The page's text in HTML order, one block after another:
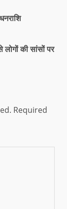
की सांसों पर
Required